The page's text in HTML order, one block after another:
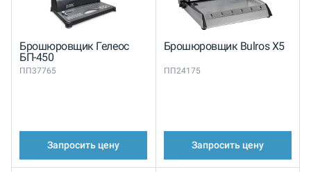
Брошюровщик Гелеос
БП-450
ПП37765
Запросить цену
Брошюровщик Bulros X5
ПП24175
Запросить цену